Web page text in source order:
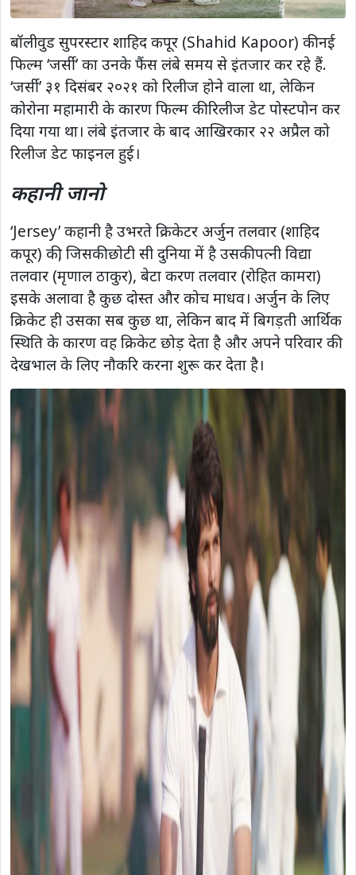
बॉलीवुड सुपरस्टार शाहिद कपूर (Shahid Kapoor) की नई
फिल्म ‘जर्सी’ का उनके फैंस लंबे समय से इंतजार कर रहे हैं.
‘जर्सी’ ३१ दिसंबर २०२१ को रिलीज होने वाला था, लेकिन
कोरोना महामारी के कारण फिल्म की रिलीज डेट पोस्टपोन कर
दिया गया था। लंबे इंतजार के बाद आखिरकार २२ अप्रैल को
रिलीज डेट फाइनल हुई।
कहानी जानो
‘Jersey’ कहानी है उभरते क्रिकेटर अर्जुन तलवार (शाहिद
कपूर) की, जिसकी छोटी सी दुनिया में है उसकी पत्नी विद्या
तलवार (मृणाल ठाकुर), बेटा करण तलवार (रोहित कामरा)
इसके अलावा है कुछ दोस्त और कोच माधव। अर्जुन के लिए
क्रिकेट ही उसका सब कुछ था, लेकिन बाद में बिगड़ती आर्थिक
स्थिति के कारण वह क्रिकेट छोड़ देता है और अपने परिवार की
देखभाल के लिए नौकरि करना शुरू कर देता है।